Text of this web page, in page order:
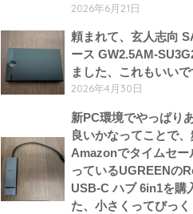
2026年6月21日
頼まれて、玄人志向
ース GW2.5AM-
ました、これもいい
2026年4月30日
新PC環境でやっぱり
良いかなってことで
Amazonでタイムセー
っているUGREENの
USB-C ハブ 6in1を購
た、小さくってびっく